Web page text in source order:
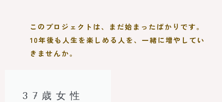
このプロジェクトは、まだ始まったばかりです。
10年後も人生を楽しめる人を、一緒に増やしてい
きませんか。
37歳女性